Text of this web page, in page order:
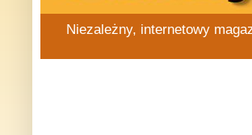
Niezależny, internetowy